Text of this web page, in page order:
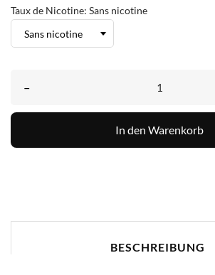
Taux de Nicotine: Sans nicotine
–
In den Warenkorb
BESCHREIBUNG